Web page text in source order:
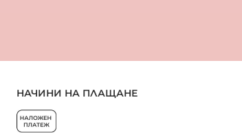
НАЧИНИ НА ПЛАЩАНЕ